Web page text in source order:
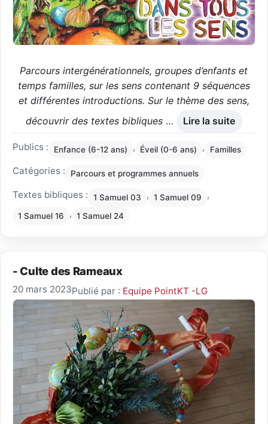
Parcours intergénérationnels, groupes d’enfants et
temps familles, sur les sens contenant 9 séquences
et différentes introductions. Sur le thème des sens,
découvrir des textes bibliques … Lire la suite
Publics : Enfance (6-12 ans) , Éveil (0-6 ans) , Familles
Catégories : Parcours et programmes annuels
Textes bibliques : 1 Samuel 03 , 1 Samuel 09 ,
1 Samuel 16 , 1 Samuel 24
- Culte des Rameaux
20 mars 2023Publié par : Equipe PointKT -LG